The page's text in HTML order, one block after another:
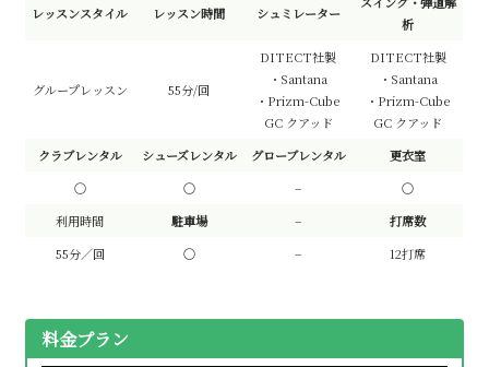
レッスンスタイル レッスン時間 シュミレーター
析
グループレッスン 55分/回
DITECT社製
・Santana
・Prizm-Cube
GC クアッド
DITECT社製
・Santana
・Prizm-Cube
GC クアッド
クラブレンタル
シューズレンタル グローブレンタル
更衣室
〇
〇 –
〇
利用時間
駐車場 –
打席数
55分／回
〇 – 12打席
料金プラン